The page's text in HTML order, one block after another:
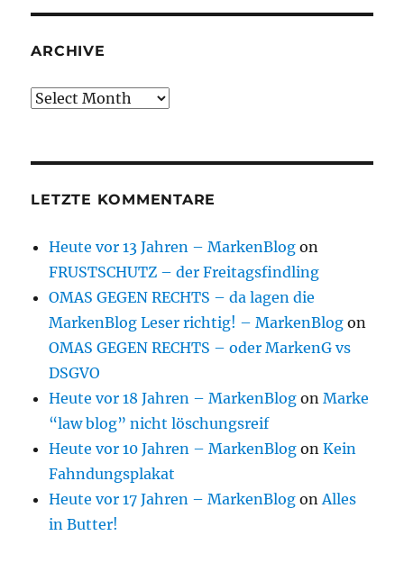
ARCHIVE
Archive
LETZTE KOMMENTARE
Heute vor 13 Jahren – MarkenBlog on
FRUSTSCHUTZ – der Freitagsfindling
OMAS GEGEN RECHTS – da lagen die
MarkenBlog Leser richtig! – MarkenBlog on
OMAS GEGEN RECHTS – oder MarkenG vs
DSGVO
Heute vor 18 Jahren – MarkenBlog onMarke
“law blog” nicht löschungsreif
Heute vor 10 Jahren – MarkenBlog onKein
Fahndungsplakat
Heute vor 17 Jahren – MarkenBlog onAlles
in Butter!